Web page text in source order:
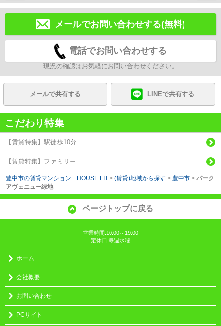
メールでお問い合わせする(無料)
電話でお問い合わせする
現況の確認はお気軽にお問い合わせください。
メールで共有する LINEで共有する
こだわり特集
【賃貸特集】駅徒歩10分
【賃貸特集】ファミリー
豊中市の賃貸マンション｜HOUSE FIT > (賃貸)地域から探す > 豊中市 > パーク
アヴェニュー緑地
ページトップに戻る
営業時間:10:00～19:00
定休日:毎週水曜
ホーム
会社概要
お問い合わせ
PCサイト